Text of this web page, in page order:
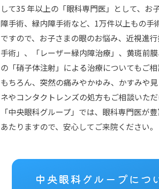
して35 年以上の「眼科専門医」として、お
障手術、緑内障手術など、1万件以上もの手
ですので、お子さまの眼のお悩み、近視進
手術」、「レーザー緑内障治療」、黄斑前
の「硝子体注射」による治療についてもご相
もちろん、突然の痛みやかゆみ、かすみや
ネやコンタクトレンズの処方もご相談いただ
「中央眼科グループ」では、眼科専門医が
あたりますので、安心してご来院ください。
中央眼科グループにつ